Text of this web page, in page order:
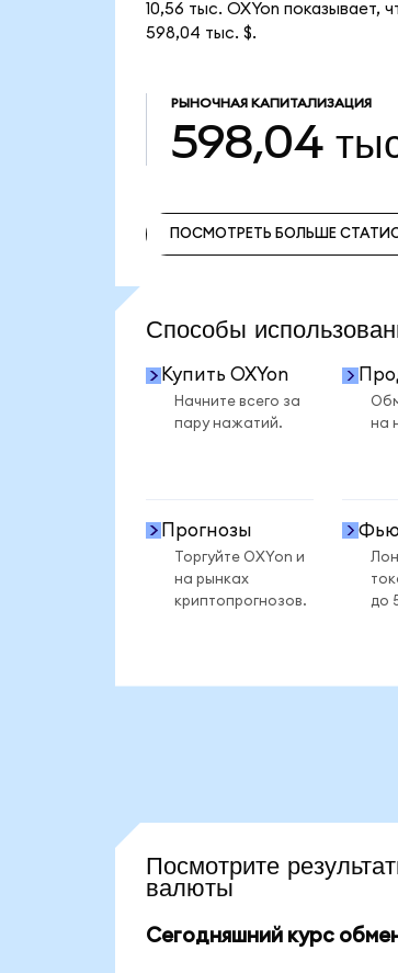
10,56 тыс. OXYon показывает,
598,04 тыс. $.
РЫНОЧНАЯ КАПИТАЛИЗАЦИЯ
598,04
ПОСМОТРЕТЬ БОЛЬШЕ
Способы
Купить OXYon
Начните всего за
пару нажатий.
на
Прогнозы
Торгуйте OXYon и
на рынках
криптопрогнозов.
до
Посмотрите
валюты
Сегодняшний курс